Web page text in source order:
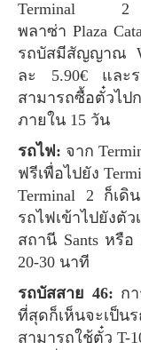
Terminal 2
พลาซ่า Plaza
รถบัสมีสัญญาณ
ละ 5.90€ และ
สามารถซื้อตั๋วไป
ภายใน 15 วัน
รถไฟ: จาก
ฟรีเพื่อไปยัง
Terminal 2 ก็เดิ
รถไฟเข้าไปยังตั
สถานี Sants หรือ
20-30 นาที
รถบัสสาย 46: ก
ที่สุดก็เห็นจะเป็
สามารถใช้ตั๋ว T-